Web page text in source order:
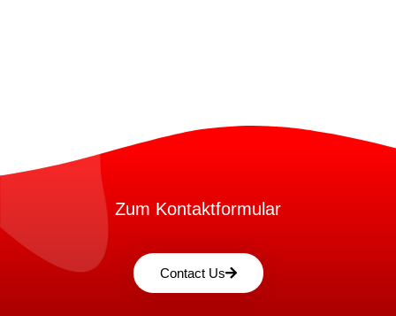
Zum Kontaktformular
Contact Us